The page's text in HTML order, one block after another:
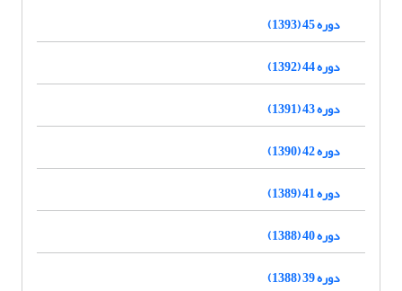
دوره 45 (1393)
دوره 44 (1392)
دوره 43 (1391)
دوره 42 (1390)
دوره 41 (1389)
دوره 40 (1388)
دوره 39 (1388)